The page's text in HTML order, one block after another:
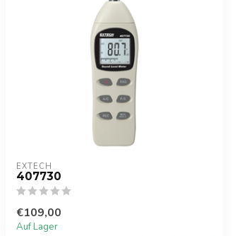
EXTECH
407730
€109,00
Auf Lager